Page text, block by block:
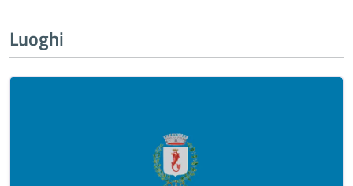
Luoghi